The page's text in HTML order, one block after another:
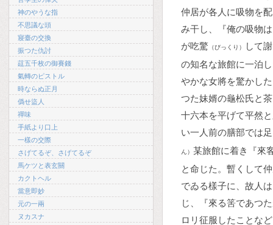
神のやうな指
不思議な頭
寢臺の交換
振つた仇討
莚五千枚の御賽錢
氣轉のピストル
時ならぬ正月
僞せ盜人
禪味
手紙より口上
一樣の交際
さげてるぞ、さげてるぞ
馬ケツと表玄關
カクトヘル
當意即妙
元の一兩
ヌカスナ
仲居が各人に吸物を
み干し、『俺の吸物
が吃驚 （びっくり）
して
の知名な旅館に一泊
やかな女將を驚かし
つた妹婿の龜松氏と
十六本を平げて平然
い一人前の膳部では
ん） 某旅館に着き『來
と命じた。暫くして
でゐる樣子に、故人
じ、『來る筈であつ
ロリ征服したことな